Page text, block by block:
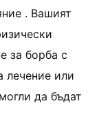
. Вашият
за борба с
лечение или
да бъдат